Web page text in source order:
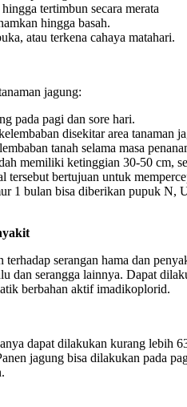
tertimbun secara merata
hingga basah.
atau terkena cahaya matahari.
jagung:
pada pagi dan sore hari.
disekitar area tanaman
tanah selama masa
memiliki ketinggian 30-50 cm,
tersebut bertujuan untuk
1 bulan bisa diberikan pupuk N,
terhadap serangan hama dan
dan serangga lainnya. Dapat
berbahan aktif imadikoplorid.
dapat dilakukan kurang lebih
jagung bisa dilakukan pada